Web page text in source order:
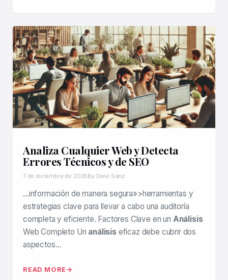
Analiza Cualquier Web y Detecta
Errores Técnicos y de SEO
7 de diciembre de 2025By Deivi Sanz
…información de manera segura»>herramientas y
estrategias clave para llevar a cabo una auditoría
completa y eficiente. Factores Clave en un Análisis
Web Completo Un análisiseficaz debe cubrir dos
aspectos…
READ MORE